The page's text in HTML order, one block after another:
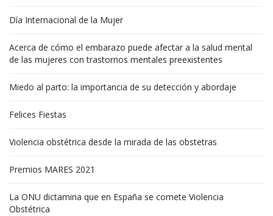
Día Internacional de la Mujer
Acerca de cómo el embarazo puede afectar a la salud mental
de las mujeres con trastornos mentales preexistentes
Miedo al parto: la importancia de su detección y abordaje
Felices Fiestas
Violencia obstétrica desde la mirada de las obstetras
Premios MARES 2021
La ONU dictamina que en España se comete Violencia
Obstétrica